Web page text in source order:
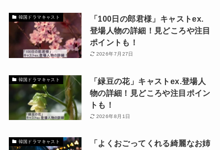
韓国ドラマキャスト
「100日の郎君様」キャストex.
登場人物の詳細！見どころや注目
ポイントも！
2026年7月27日
韓国ドラマキャスト
「緑豆の花」キャストex.登場人
物の詳細！見どころや注目ポイン
トも！
2026年8月1日
韓国ドラマキャスト
「よくおごってくれる綺麗なお姉